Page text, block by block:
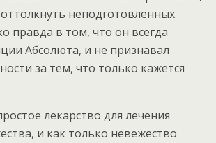
неподготовленных
правда в том, что он всегда
Абсолюта, и не признавал
за тем, что только кажется
лекарство для лечения
и как только невежество